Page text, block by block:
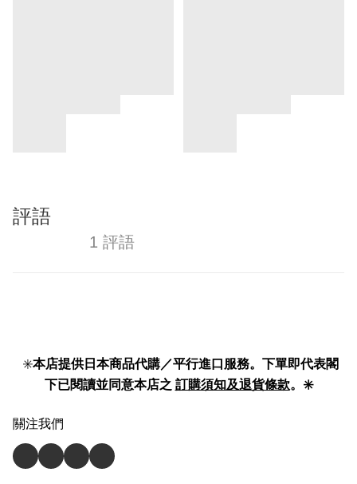
評語
1 評語
✳️本店提供日本商品代購／平行進口服務。下單即代表閣
下已閱讀並同意本店之 訂購須知及退貨條款。✳️
關注我們